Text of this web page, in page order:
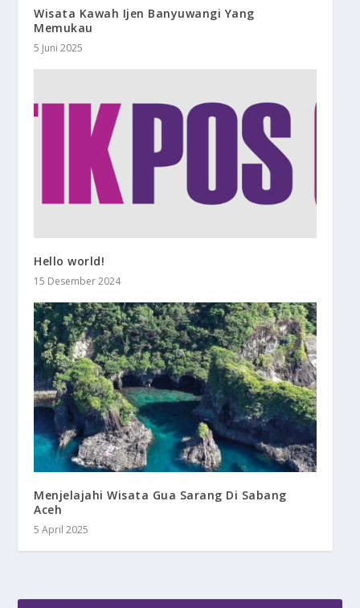
Wisata Kawah Ijen Banyuwangi Yang
Memukau
5 Juni 2025
Hello world!
15 Desember 2024
Menjelajahi Wisata Gua Sarang Di Sabang
Aceh
5 April 2025